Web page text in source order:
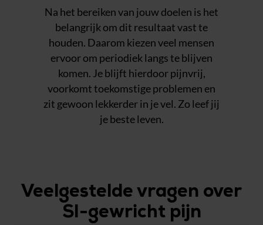
Na het bereiken van jouw doelen is het
belangrijk om dit resultaat vast te
houden. Daarom kiezen veel mensen
ervoor om periodiek langs te blijven
komen. Je blijft hierdoor pijnvrij,
voorkomt toekomstige problemen en
zit gewoon lekkerder in je vel. Zo leef jij
je beste leven.
Veelgestelde vragen over
SI-gewricht pijn